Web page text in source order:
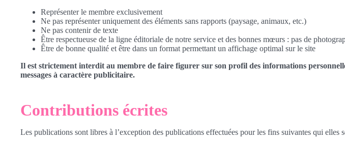
Représenter le membre exclusivement
Ne pas représenter uniquement des éléments sans rapports (paysage, animaux, etc.)
Ne pas contenir de texte
Être respectueuse de la ligne éditoriale de notre service et des bonnes mœurs : pas de
Être de bonne qualité et être dans un format permettant un affichage optimal sur le site
Il est strictement interdit au membre de faire figurer sur son profil des informations
messages à caractère publicitaire.
Contributions écrites
Les publications sont libres à l’exception des publications effectuées pour les fins suivantes qui elles